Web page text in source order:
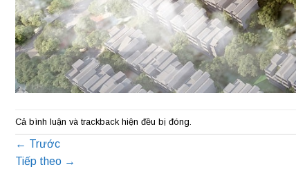
Cả bình luận và trackback hiện đều bị đóng.
← Trước
Tiếp theo →